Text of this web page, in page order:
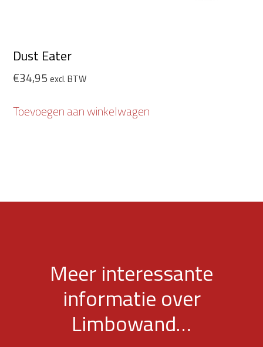
Dust Eater
€34,95 excl. BTW
Toevoegen aan winkelwagen
Meer interessante
informatie over
Limbowand…